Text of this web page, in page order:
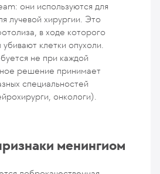
они используются для
лучевой хирургии. Это
в ходе которого
клетки опухоли.
не при каждой
решение принимает
специальностей
онкологи).
менингиом